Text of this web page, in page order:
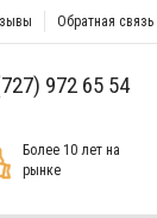
Обратная связь
972 65 54
Более 10 лет на
рынке